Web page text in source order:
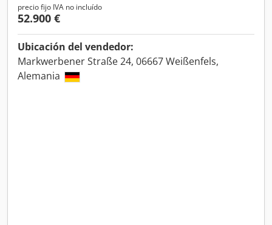
precio fijo IVA no incluído
52.900 €
Ubicación del vendedor:
Markwerbener Straße 24, 06667 Weißenfels,
Alemania